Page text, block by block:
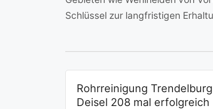
Schlüssel zur langfristigen
Rohrreinigung Trendelburg
Deisel 208 mal erfolgreich